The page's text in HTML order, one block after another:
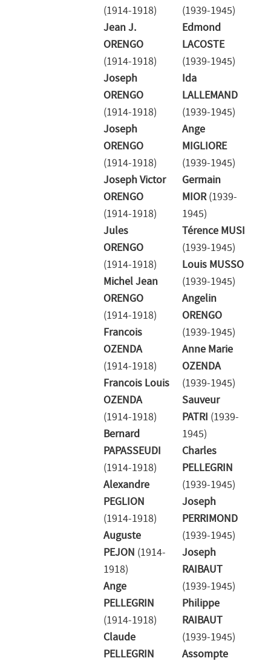
(1914-1918)
Jean J.
ORENGO
(1914-1918)
Joseph
ORENGO
(1914-1918)
Joseph
ORENGO
(1914-1918)
Joseph Victor
ORENGO
(1914-1918)
Jules
ORENGO
(1914-1918)
Michel Jean
ORENGO
(1914-1918)
Francois
OZENDA
(1914-1918)
Francois Louis
OZENDA
(1914-1918)
Bernard
PAPASSEUDI
(1914-1918)
Alexandre
PEGLION
(1914-1918)
Auguste
PEJON (1914-
1918)
Ange
PELLEGRIN
(1914-1918)
Claude
PELLEGRIN
(1939-1945)
Edmond
LACOSTE
(1939-1945)
Ida
LALLEMAND
(1939-1945)
Ange
MIGLIORE
(1939-1945)
Germain
MIOR(1939-
1945)
Térence MUSI
(1939-1945)
Louis MUSSO
(1939-1945)
Angelin
ORENGO
(1939-1945)
Anne Marie
OZENDA
(1939-1945)
Sauveur
PATRI (1939-
1945)
Charles
PELLEGRIN
(1939-1945)
Joseph
PERRIMOND
(1939-1945)
Joseph
RAIBAUT
(1939-1945)
Philippe
RAIBAUT
(1939-1945)
Assompte